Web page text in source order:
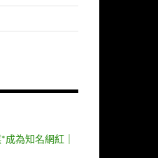
為知名網紅｜